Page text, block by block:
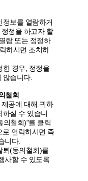
정보를 열람하거
정을 하고자 할
람 또는 정정하
하시면 조치하
한 경우, 정정을
습니다.
철회
공에 대해 귀하
실 수 있습니
의철회)"를 클릭
로 연락하시면 즉
니다.
퇴(동의철회)를
사할 수 있도록